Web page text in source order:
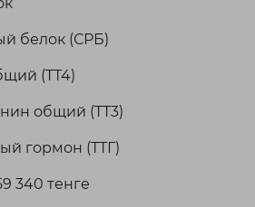
белок (СРБ)
(TТ4)
общий (TT3)
гормон (ТТГ)
340 тенге